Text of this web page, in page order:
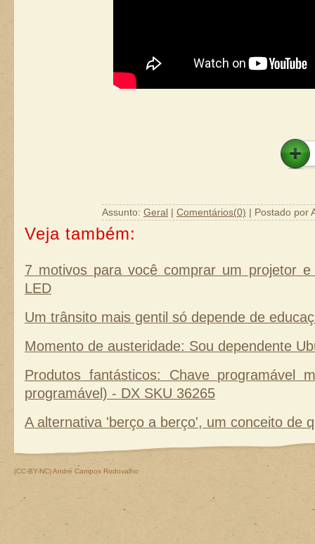
Assunto: Geral Comentários(0) | Postado por
Veja também:
7 motivos para você comprar um projetor
LED
Um trânsito mais gentil só depende de
Momento de austeridade: Sou dependente
Produtos fantásticos: Chave programável
programável) - DX SKU 36265
A alternativa 'berço a berço', um conceito de
(CC-BY-NC)André Campos Rodovalho